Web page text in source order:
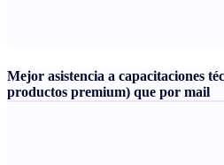
Mejor asistencia a capacitaciones
productos premium) que por mail